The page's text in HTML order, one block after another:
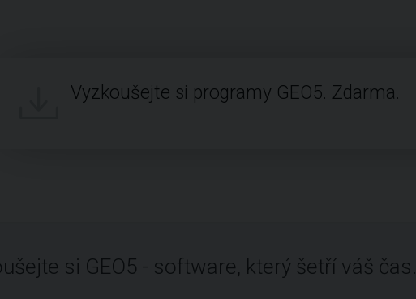
Vyzkoušejte si programy GEO5. Zdarma.
si GEO5 - software, který šetří váš čas.